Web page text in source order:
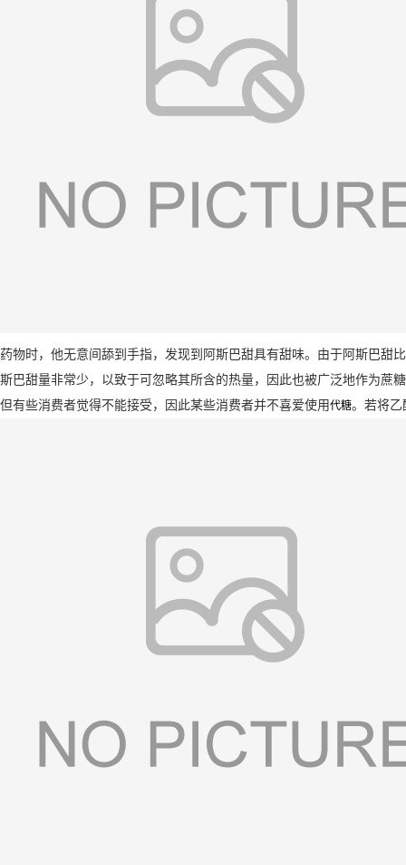
药物时，他无意间舔到手指，发现到阿斯巴甜具有甜味。由于阿斯巴甜
斯巴甜量非常少，以致于可忽略其所含的热量，因此也被广泛地作为蔗
但有些消费者觉得不能接受，因此某些消费者并不喜爱使用代糖。若将乙